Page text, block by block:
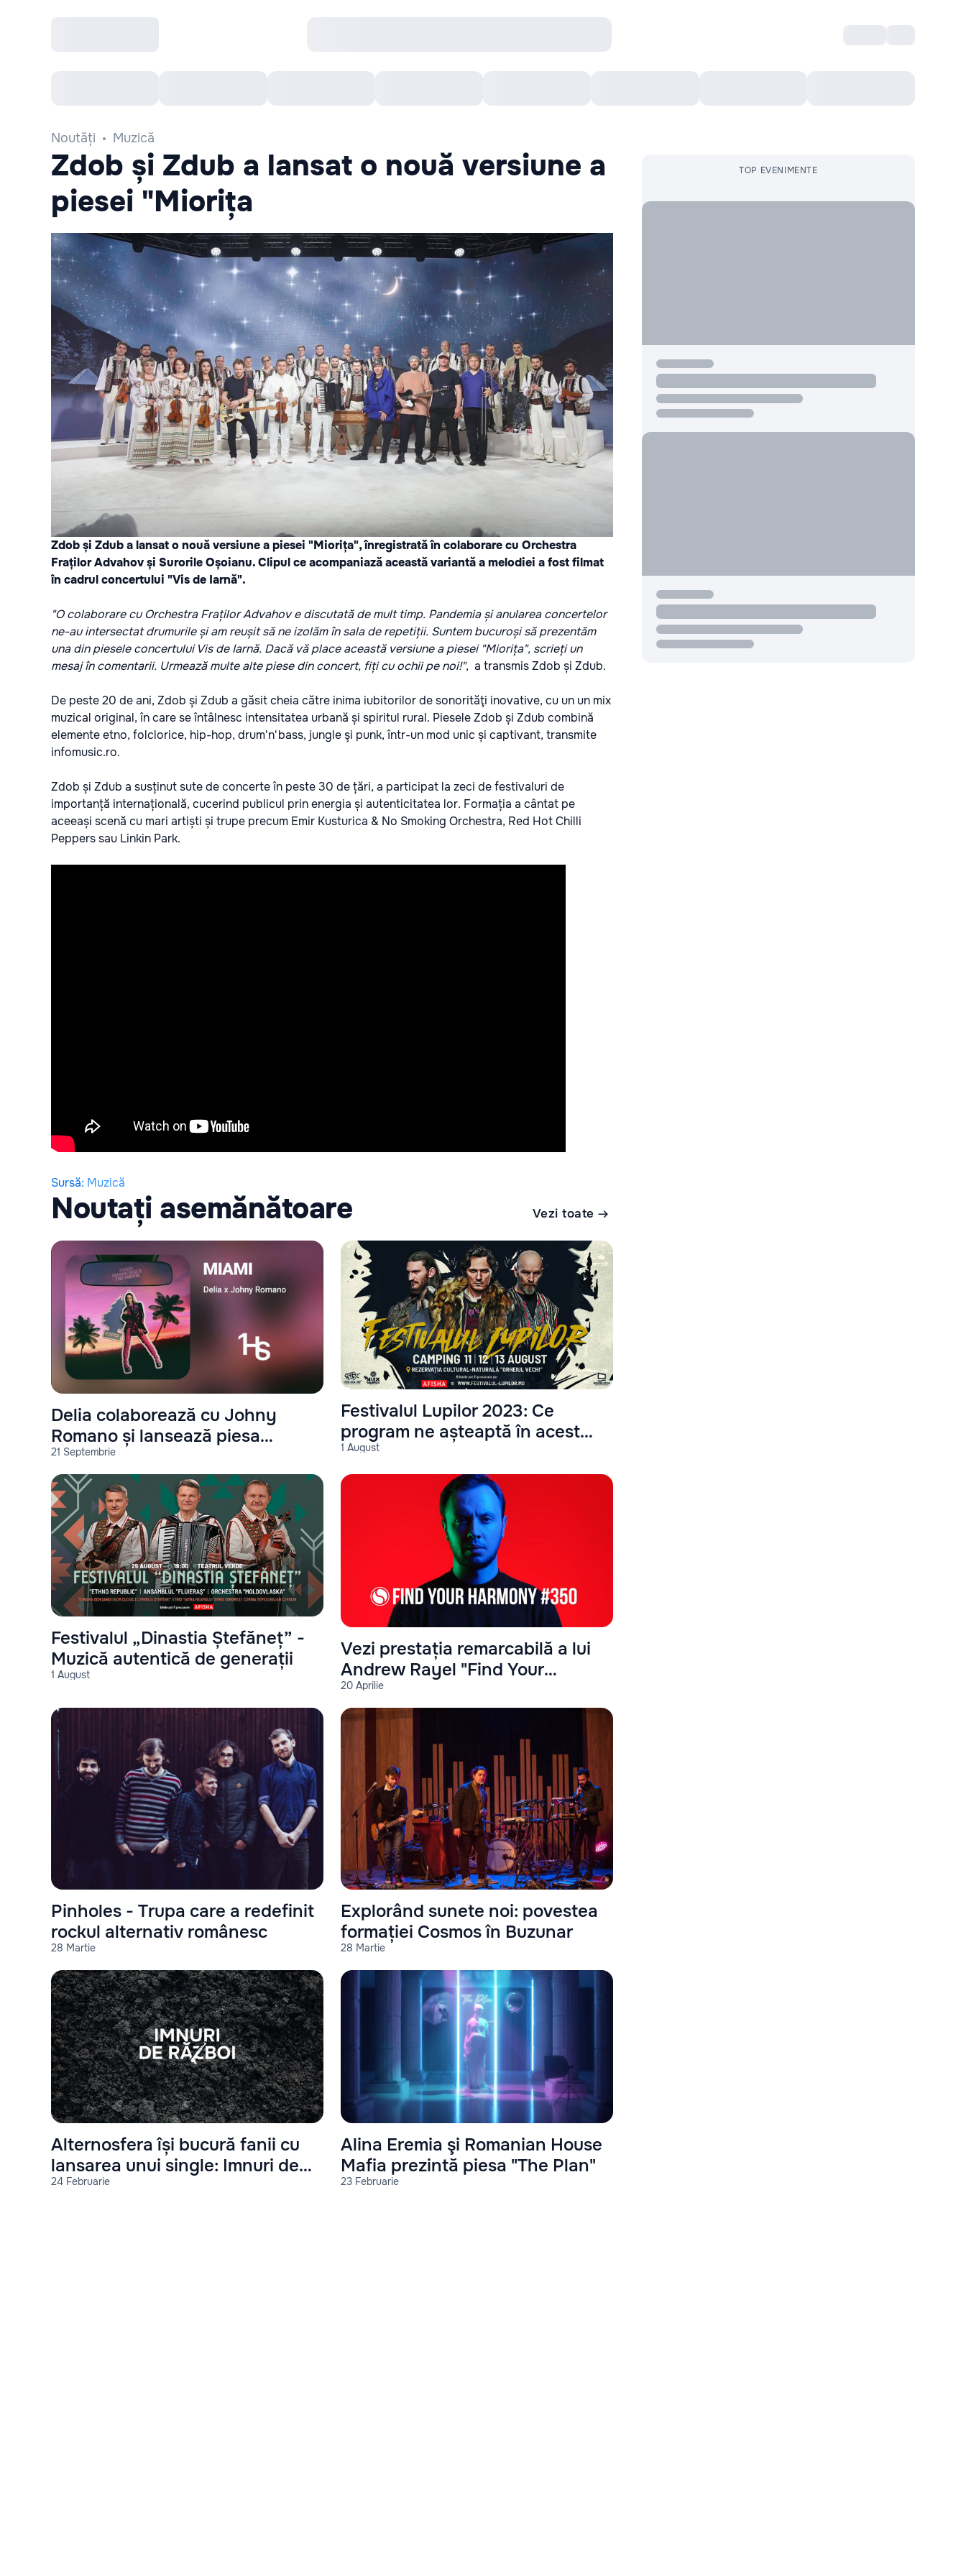
Noutăți Muzică
Zdob și Zdub a lansat o nouă versiune a
piesei "Miorița
Zdob și Zdub a lansat o nouă versiune a piesei "Miorița", înregistrată în colaborare cu Orchestra
Fraților Advahov și Surorile Oșoianu. Clipul ce acompaniază această variantă a melodiei a fost filmat
în cadrul concertului "Vis de Iarnă".
"O colaborare cu Orchestra Fraților Advahov e discutată de mult timp. Pandemia și anularea concertelor
ne-au intersectat drumurile și am reușit să ne izolăm în sala de repetiții. Suntem bucuroși să prezentăm
una din piesele concertului Vis de Iarnă. Dacă vă place această versiune a piesei "Miorița", scrieți un
mesaj în comentarii. Urmează multe alte piese din concert, fiți cu ochii pe noi!", a transmis Zdob și Zdub.
De peste 20 de ani, Zdob și Zdub a găsit cheia către inima iubitorilor de sonorităţi inovative, cu un un mix
muzical original, în care se întâlnesc intensitatea urbană și spiritul rural. Piesele Zdob și Zdub combină
elemente etno, folclorice, hip-hop, drum'n'bass, jungle şi punk, într-un mod unic și captivant, transmite
infomusic.ro.
Zdob și Zdub a susținut sute de concerte în peste 30 de țări, a participat la zeci de festivaluri de
importanță internațională, cucerind publicul prin energia și autenticitatea lor. Formația a cântat pe
aceeași scenă cu mari artiști și trupe precum Emir Kusturica & No Smoking Orchestra, Red Hot Chilli
Peppers sau Linkin Park.
Sursă: Muzică
Noutați asemănătoare Vezi toate
21 Septembrie
Delia colaborează cu Johny
Romano și lansează piesa
"Miami"
1 August
Festivalul Lupilor 2023: Ce
program ne așteaptă în acest
an?
1 August
Festivalul „Dinastia Ștefăneț” -
Muzică autentică de generații
20 Aprilie
Vezi prestația remarcabilă a lui
Andrew Rayel "Find Your
Harmony #350"
28 Martie
Pinholes - Trupa care a redefinit
rockul alternativ românesc
28 Martie
Explorând sunete noi: povestea
formației Cosmos în Buzunar
24 Februarie
Alternosfera își bucură fanii cu
lansarea unui single: Imnuri de
război
23 Februarie
Alina Eremia şi Romanian House
Mafia prezintă piesa "The Plan"
TOP EVENIMENTE